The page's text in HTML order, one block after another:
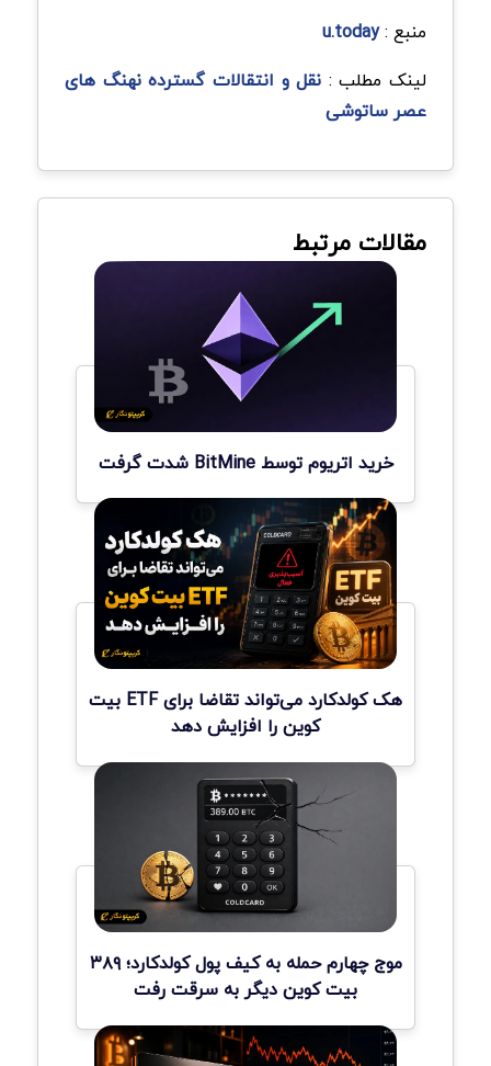
منبع :u.today
لینک مطلب : نقل و انتقالات گسترده نهنگ های
عصر ساتوشی
مقالات مرتبط
خرید اتریوم توسط BitMine شدت گرفت
هک کولدکارد می‌تواند تقاضا برای ETF بیت
کوین را افزایش دهد
موج چهارم حمله به کیف پول کولدکارد؛ ۳۸۹
بیت کوین دیگر به سرقت رفت